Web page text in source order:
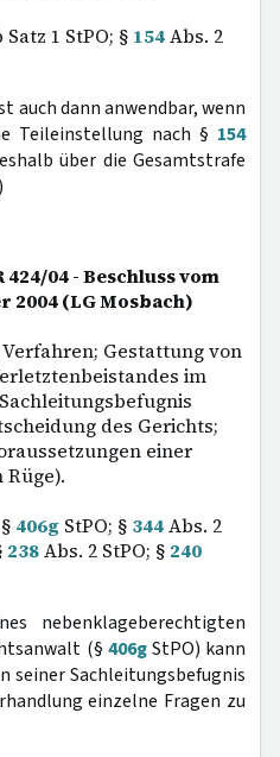
Satz 1 StPO; § 154Abs. 2
auch dann anwendbar, wenn
Teileinstellung nach § 154
über die Gesamtstrafe
424/04 - Beschluss vom
2004 (LG Mosbach)
Gestattung von
im
des Gerichts;
einer
406g StPO; § 344Abs. 2
238Abs. 2 StPO; § 240
nebenklageberechtigten
(§ 406gStPO) kann
seiner Sachleitungsbefugnis
einzelne Fragen zu